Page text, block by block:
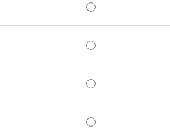
◯
◯
◯
◯